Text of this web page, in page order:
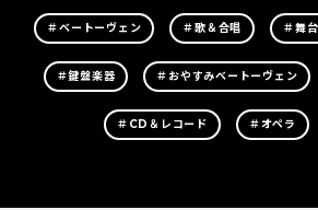
＃ベートーヴェン ＃歌＆合唱 ＃舞
＃鍵盤楽器 ＃おやすみベートーヴェン
＃CD＆レコード ＃オペラ